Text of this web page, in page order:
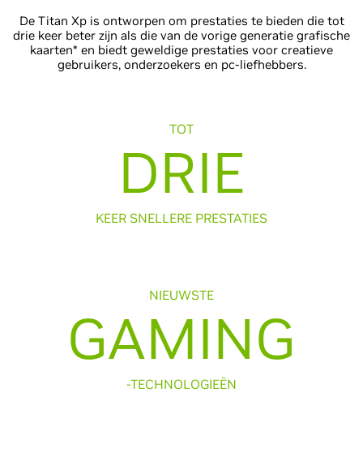
De Titan Xp is ontworpen om prestaties te bieden die tot
drie keer beter zijn als die van de vorige generatie grafische
kaarten* en biedt geweldige prestaties voor creatieve
gebruikers, onderzoekers en pc-liefhebbers.
TOT
DRIE
KEER SNELLERE PRESTATIES
NIEUWSTE
GAMING
-TECHNOLOGIEËN